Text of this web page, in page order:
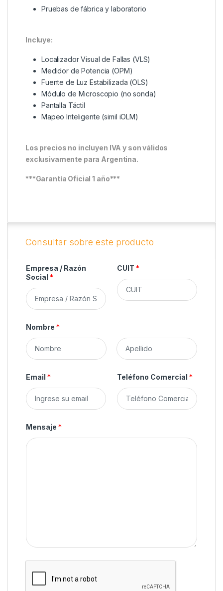
Pruebas de fábrica y laboratorio
Incluye:
Localizador Visual de Fallas (VLS)
Medidor de Potencia (OPM)
Fuente de Luz Estabilizada (OLS)
Módulo de Microscopio (no sonda)
Pantalla Táctil
Mapeo Inteligente (simil iOLM)
Los precios no incluyen IVA y son válidos
exclusivamente para Argentina.
***Garantía Oficial 1 año***
Empresa / Razón
Social *
CUIT *
Nombre *
m
r
e
e
Email * Teléfono Comercial *
Mensaje *